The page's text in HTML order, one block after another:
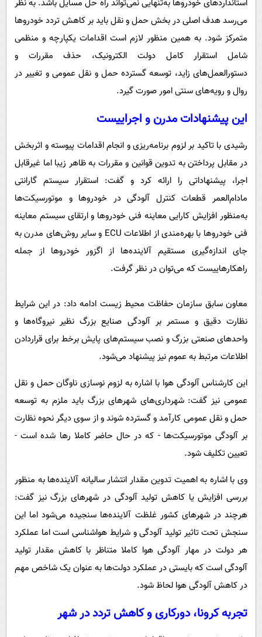
استانداردهای خودروها به‌تنهایی نمی‌تواند راه حل مسایل باشد. به نظر
می‌رسد هدف اصلی در بخش حمل و نقل باید بر کاهش تردد خودروها
متمرکز شود. به همین منظور لازم است اقدامات یکپارچه و منظمی
شامل استقرار کامل دولت الکترونیک، حذف مقررات و
دستورالعمل‌های زاید، توسعه گسترده حمل و نقل عمومی و تغییر در
روال و رویه‌های سنتی امور صورت گیرد.
این پیشنهادات مدرن و اجراییست
رشیدی با تاکید بر لزوم برنامه‌ریزی و انجام اقدامات پیوسته و اثربخش
در مقابل پرداختن به تدوین قوانین و مقررات به ظاهر زیبا اما غیرقابل
اجرا، پیشنهاداتی را ارائه کرد و گفت: استقرار سیستم گارانتی
مادام‌العمر قطعات کنترل آلودگی در خودروها و موتورسیکت‌ها
به‌منظور افزایش کارایی معاینه فنی خودروها و ارتقای سیستم معاینه
فنی خودروها با بهره‌مندی از اطلاعات ECU و سایر روش‌های مدرن به
جای اندازه‌گیری مستقیم آلاینده‌ها از اگزور خودروها از جمله
راهکارهاییست که می‌توان در نظر گرفت.
معاون سابق سازمان حفاظت محیط زیست ادامه داد: در این شرایط
نظارت دقیق و مستمر بر آلودگی صنایع بزرگ نظیر نیروگاه‌ها و
واحدهای صنعتی بزرگ و نصب سیستم‌های پایش برخط برای قراردادن
اطلاعات مرتبط به عموم نیز پیشنهاد می‌شود.
این کارشناس آلودگی هوا با اشاره به لزوم نوسازی ناوگان حمل و نقل
عمومی نیز گفت: شهرداری‌های شهرهای بزرگ باید ملزم به توسعه
حمل و نقل عمومی کارآمد و گسترده شوند و از سوی دیگر نحوه نظارت
بر آلودگی موتورسیکت‌ها - که در حال حاضر کاملا رها شده است -
تعیین تکلیف شود.
وی با اشاره به اهمیت تدوین مقدار انتشار سالیانه آلاینده‌ها به منظور
بررسی افزایش یا کاهش تولید آلودگی در شهرهای بزرگ نیز گفت:
هرچند در شهرهای کشور غلظت آلاینده‌ها سنجیده می‌شود اما این
سنجش تحت تاثیر تولید آلودگی و شرایط هواشناسی است اما عملکرد
هر دولت در مهار آلودگی هوا کاملا متناظر با کاهش مقدار تولید
آلودگی است که بایستی در عملکرد دولت‌ها به عنوان یک شاخص مهم
در کاهش آلودگی هوا لحاظ شود.
تجربه کرونا، دورکاری و کاهش تردد در شهر